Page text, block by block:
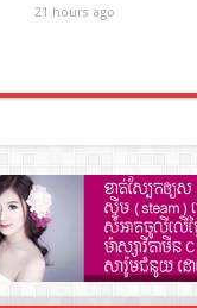
21 hours ago